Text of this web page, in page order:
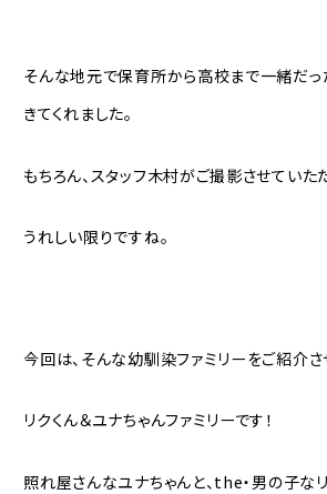
そんな地元で保育所から高校まで一緒だ
きてくれました。
もちろん、スタッフ木村がご撮影させていただ
うれしい限りですね。
今回は、そんな幼馴染ファミリーをご紹介さ
リクくん＆ユナちゃんファミリーです！
照れ屋さんなユナちゃんと、the・男の子なリ